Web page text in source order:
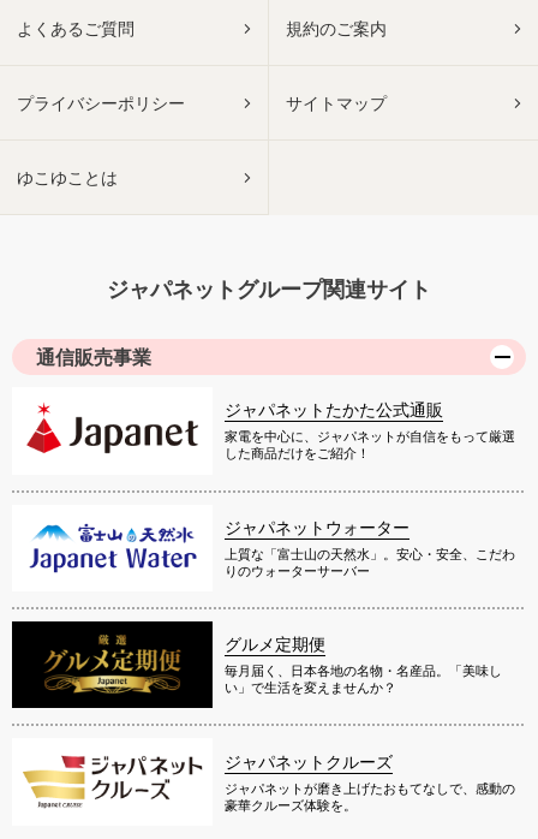
よくあるご質問 規約のご案内
プライバシーポリシー サイトマップ
ゆこゆことは
ジャパネットグループ関連サイト
通信販売事業
ジャパネットたかた公式通販
家電を中心に、ジャパネットが自信をもって厳選
した商品だけをご紹介！
ジャパネットウォーター
上質な「富士山の天然水」。安心・安全、こだわ
りのウォーターサーバー
グルメ定期便
毎月届く、日本各地の名物・名産品。「美味し
い」で生活を変えませんか？
ジャパネットクルーズ
ジャパネットが磨き上げたおもてなしで、感動の
豪華クルーズ体験を。